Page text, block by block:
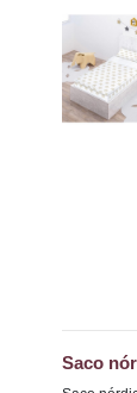
Saco